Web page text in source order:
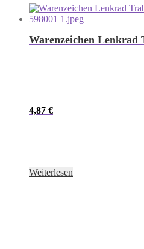
Warenzeichen Lenkrad
4,87 €
Weiterlesen